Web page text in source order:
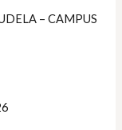
– CAMPUS